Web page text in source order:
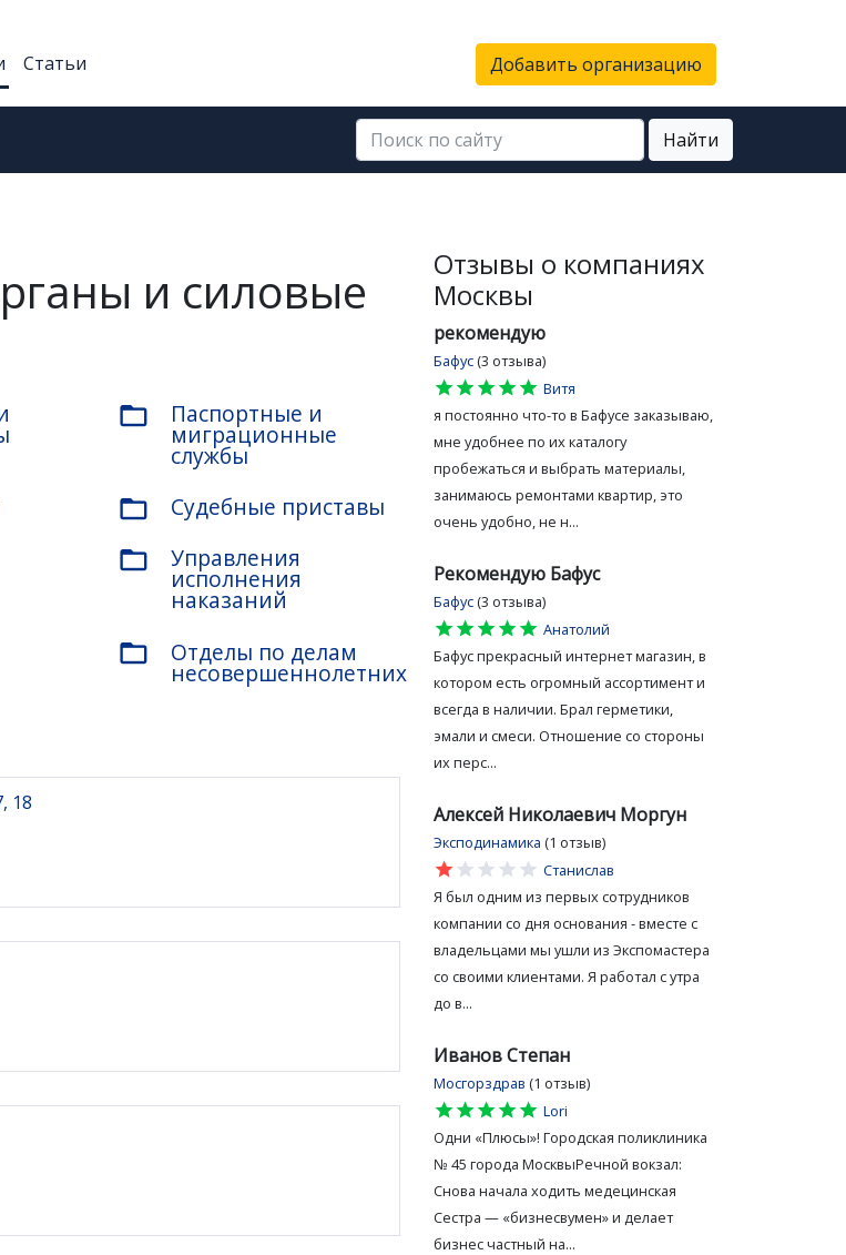
Статьи Добавить организацию
Найти
и силовые
folder_open Паспортные и
миграционные
службы
folder_open Судебные приставы
folder_open Управления
исполнения
наказаний
folder_open Отделы по делам
несовершеннолетних
18
Отзывы о компаниях
Москвы
рекомендую
Бафус (3 отзыва)
star
star
star
star
star
Витя
я постоянно что-то в Бафусе заказываю,
мне удобнее по их каталогу
пробежаться и выбрать материалы,
занимаюсь ремонтами квартир, это
очень удобно, не н...
Рекомендую Бафус
Бафус (3 отзыва)
star
star
star
star
star
Анатолий
Бафус прекрасный интернет магазин, в
котором есть огромный ассортимент и
всегда в наличии. Брал герметики,
эмали и смеси. Отношение со стороны
их перс...
Алексей Николаевич Моргун
Эксподинамика (1 отзыв)
star
star
star
star
star
Станислав
Я был одним из первых сотрудников
компании со дня основания - вместе с
владельцами мы ушли из Экспомастера
со своими клиентами. Я работал с утра
до в...
Иванов Степан
Мосгорздрав (1 отзыв)
star
star
star
star
star
Lori
Одни «Плюсы»! Городская поликлиника
№ 45 города МосквыРечной вокзал:
Снова начала ходить медецинская
Сестра — «бизнесвумен» и делает
бизнес частный на...